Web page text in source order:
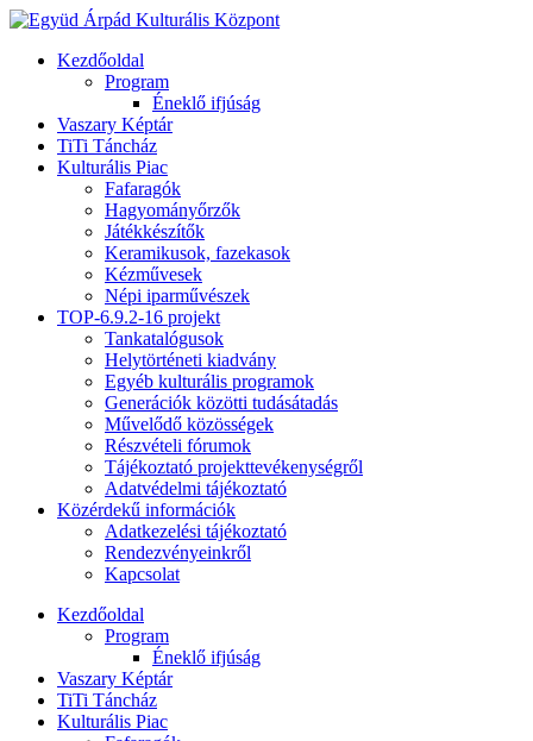
Kezdőoldal
Program
Éneklő ifjúság
Vaszary Képtár
TiTi Táncház
Kulturális Piac
Fafaragók
Hagyományőrzők
Játékkészítők
Keramikusok, fazekasok
Kézművesek
Népi iparművészek
TOP-6.9.2-16 projekt
Tankatalógusok
Helytörténeti kiadvány
Egyéb kulturális programok
Generációk közötti tudásátadás
Művelődő közösségek
Részvételi fórumok
Tájékoztató projekttevékenységről
Adatvédelmi tájékoztató
Közérdekű információk
Adatkezelési tájékoztató
Rendezvényeinkről
Kapcsolat
Kezdőoldal
Program
Éneklő ifjúság
Vaszary Képtár
TiTi Táncház
Kulturális Piac